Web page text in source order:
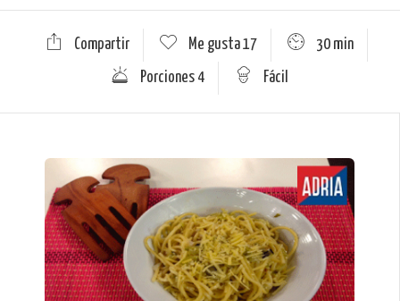
Compartir Me gusta17 30 min
Porciones 4 Fácil